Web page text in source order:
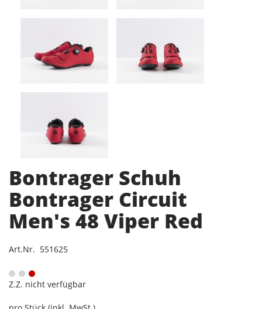
Bontrager Schuh
Bontrager Circuit
Men's 48 Viper Red
Art.Nr. 551625
Z.Z. nicht verfügbar